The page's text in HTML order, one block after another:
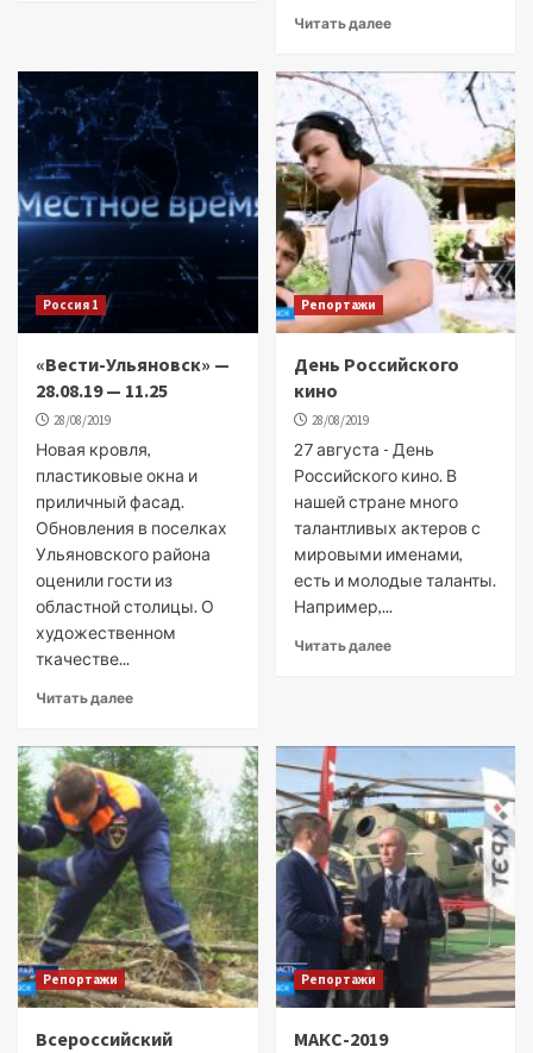
Читать далее
Россия 1
«Вести-Ульяновск» —
28.08.19 — 11.25
28/08/2019
Новая кровля,
пластиковые окна и
приличный фасад.
Обновления в поселках
Ульяновского района
оценили гости из
областной столицы. О
художественном
ткачестве...
Читать далее
Репортажи
День Российского
кино
28/08/2019
27 августа - День
Российского кино. В
нашей стране много
талантливых актеров с
мировыми именами,
есть и молодые таланты.
Например,...
Читать далее
Репортажи
Всероссийский
Репортажи
МАКС-2019